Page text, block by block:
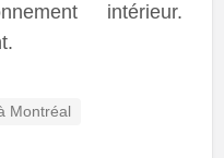
intérieur.
Montréal